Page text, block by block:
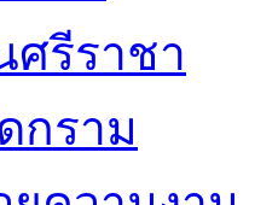
รีราชา
กราม